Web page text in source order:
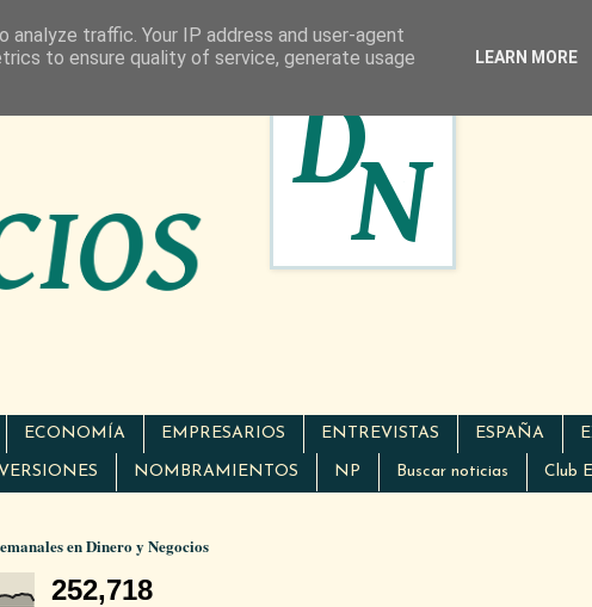
ECONOMÍA EMPRESARIOS ENTREVISTAS ESPAÑA
NOMBRAMIENTOS NP Buscar noticias Club
en Dinero y Negocios
252,718
traffic. Your IP address and user-agent
to ensure quality of service, generate usage
LEARN MORE